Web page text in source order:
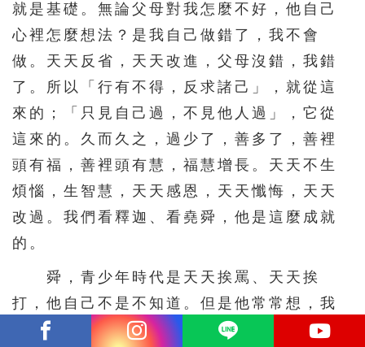
就是基礎。無論父母對我怎麼不好，他自己
心裡怎麼想法？是我自己做錯了，我不會
做。天天反省，天天改進，父母沒錯，我錯
了。所以「行有不得，反求諸己」，就從這
來的；「只見自己過，不見他人過」，它從
這來的。久而久之，過少了，善多了，善裡
頭有福，善裡頭有慧，福慧增長。天天不生
煩惱，生智慧，天天感恩，天天懺悔，天天
改過。我們看釋迦、看堯舜，他是這麼成就
的。
舜，青少年時代是天天挨罵、天天挨
打，他自己不是不知道。但是他常常想，我
身體從哪裡來的？父母生的，母親雖然不